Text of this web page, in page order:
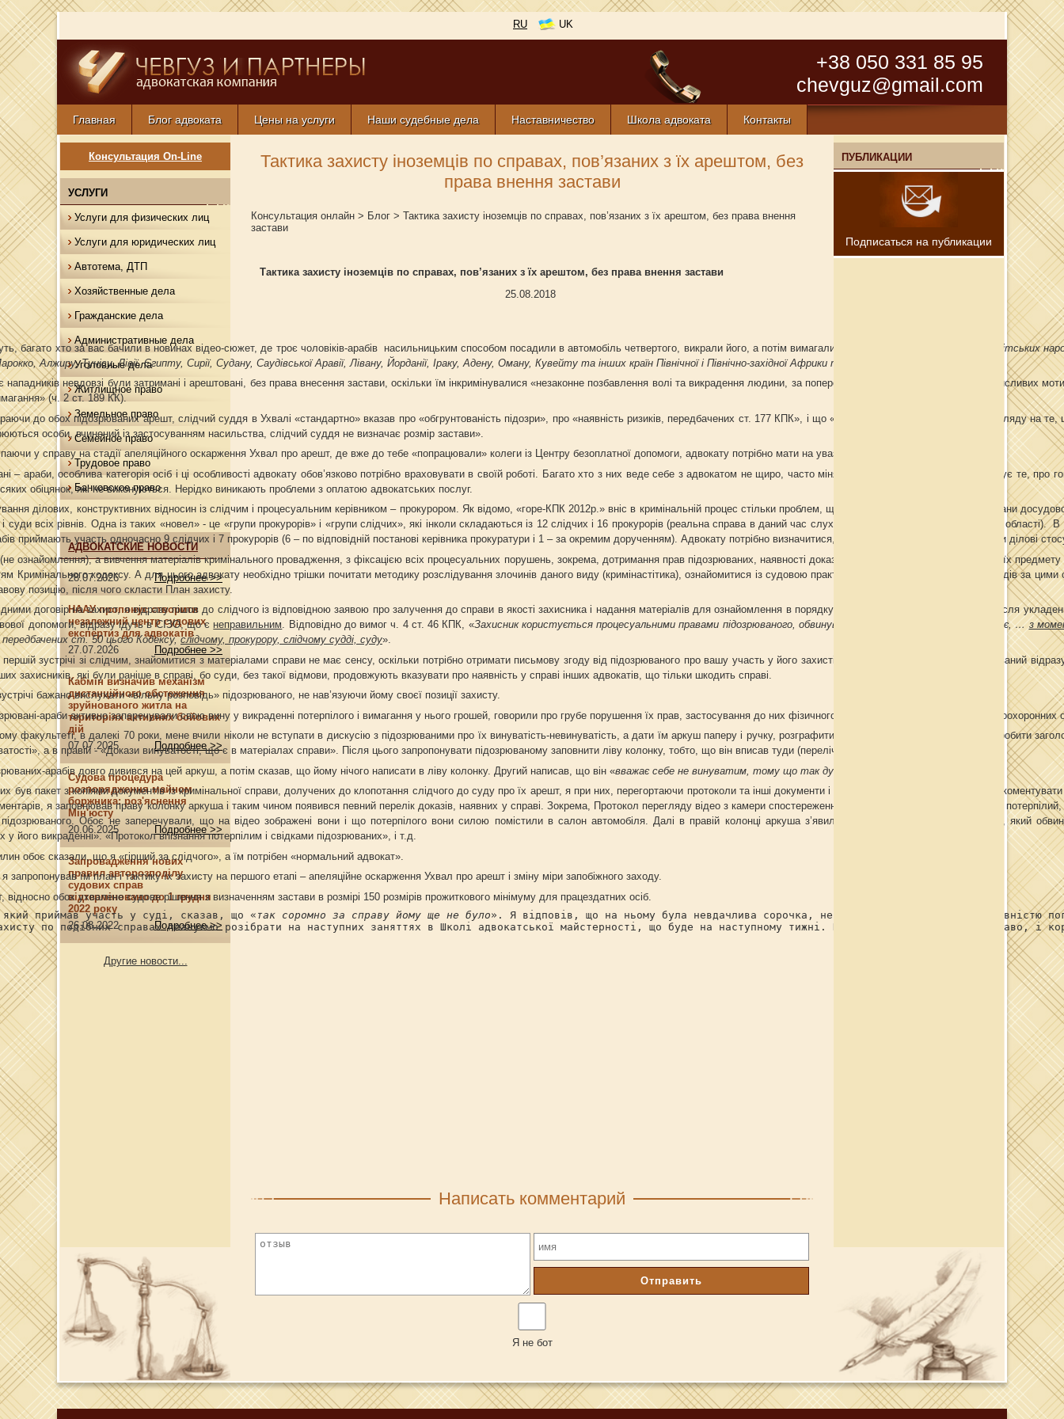
RU UK
+38 050 331 85 95
chevguz@gmail.com
Главная Блог адвоката Цены на услуги Наши судебные дела Наставничество Школа адвоката Контакты
Консультация On-Line
УСЛУГИ
Услуги для физических лиц
Услуги для юридических лиц
Автотема, ДТП
Хозяйственные дела
Гражданские дела
Административные дела
Уголовные дела
Житлищное право
Земельное право
Семейное право
Трудовое право
Банковское право
АДВОКАТСКИЕ НОВОСТИ
28.07.2026 Подробнее >>
НААУ пропонує створити
незалежний центр судових
експертиз для адвокатів
27.07.2026
Подробнее >>
Кабмін визначив механізм
дистанційного обстеження
зруйнованого житла на
територіях активних бойових
дій
07.07.2025
Подробнее >>
Судова процедура
розпорядження майном
боржника: роз'яснення
Мін'юсту
20.06.2025
Подробнее >>
Запровадження нових
правил авторозподілу
судових справ
відтерміновано до 1 грудня
2022 року
26.08.2022
Подробнее >>
Другие новости...
Тактика захисту іноземців по справах, пов’язаних з їх арештом, без
права внення застави
Консультация онлайн > Блог > Тактика захисту іноземців по справах, пов’язаних з їх арештом, без права внення
застави
Тактика захисту іноземців по справах, пов’язаних з їх арештом, без права внення застави
25.08.2018
хто за вас бачили в новинах відео-сюжет, де троє чоловіків-арабів насильницьким способом посадили в автомобіль четвертого, викрали його, а потім вимагали з нього гроші (
Араби — група семітських
Алжиру, Тунісу, Лівії, Єгипту, Сирії, Судану, Саудівської Аравії, Лівану, Йорданії, Іраку, Адену, Оману, Кувейту та інших країн Північної і Північно-західної Африки та Передньої Азії -
невдовзі були затримані і арештовані, без права внесення застави, оскільки їм інкримінувалися «незаконне позбавлення волі та викрадення людини, за попередньою змовою групою осіб, з корисливих
(ч. 2 ст. 189 КК).
обох підозрюваних арешт, слідчий суддя в Ухвалі «стандартно» вказав про «обгрунтованість підозри», про «наявність ризиків, передбачених ст. 177 КПК», і що «відповідно до ч. 4 ст. 183 КПК з огляду на те,
особи, вчинений із застосуванням насильства, слідчий суддя не визначає розмір застави».
на стадії апеляційного оскарження Ухвал про арешт, де вже до тебе «попрацювали» колеги із Центру безоплатної допомоги, адвокату потрібно мати на увазі наступне:
– араби, особлива категорія осіб і ці особливості адвокату обов’язково потрібно враховувати в своїй роботі. Багато хто з них веде себе з адвокатом не щиро, часто міняє свою позицію, сьогодні заперечує те, про
обіцянок, які не виконуються. Нерідко виникають проблеми з оплатою адвокатських послуг.
ділових, конструктивних відносин із слідчим і процесуальним керівником – прокурором. Як відомо, «горе-КПК 2012р.» вніс в кримінальній процес стільки проблем, що майже шість років тероризує органи
суди всіх рівнів. Одна із таких «новел» - це «групи прокурорів» і «групи слідчих», які інколи складаються із 12 слідчих і 16 прокурорів (реальна справа в даний час слухається в одному із судів Київської області). В
приймають участь одночасно 9 слідчих і 7 прокурорів (6 – по відповідній постанові керівника прокуратури і 1 – за окремим дорученням). Адвокату потрібно визначитися, з ким же мати справу і побудувати ділові
ознайомлення), а вивчення матеріалів кримінального провадження, з фіксацією всіх процесуальних порушень, зокрема, дотримання прав підозрюваних, наявності доказів вини підзахисних, відповідність їх
Кримінального кодексу. А для цього адвокату необхідно трішки почитати методику розслідування злочинів даного виду (кримінастітика), ознайомитися із судовою практикою Верховного і Апеляційних судів за
позицію, після чого скласти План захисту.
договір на захист, я відразу пішов до слідчого із відповідною заявою про залучення до справи в якості захисника і надання матеріалів для ознайомлення в порядку ст. 221 КПК. Нерідко захисники, після
допомоги, відразу ідуть в СІЗО, що є неправильним. Відповідно до вимог ч. 4 ст. 46 КПК, «Захисник користується процесуальними правами підозрюваного, обвинуваченого, захист якого він здійснює, …з
передбачених ст. 50 цього Кодексу,слідчому, прокурору, слідчому судді, суду».
зустрічі зі слідчим, знайомитися з матеріалами справи не має сенсу, оскільки потрібно отримати письмову згоду від підозрюваного про вашу участь у його захисті. Бажано, щоб в цій заяві підозрюваний
захисників, які були раніше в справі, бо суди, без такої відмови, продовжують вказувати про наявність у справі інших адвокатів, що тільки шкодить справі.
бажано вислухати «вільну розповідь» підозрюваного, не нав’язуючи йому своєї позиції захисту.
араби активно заперечували свою вину у викраденні потерпілого і вимагання у нього грошей, говорили про грубе порушення їх прав, застосування до них фізичного і психічного тиску зі сторони правоохоронних
факультеті, в далекі 70 роки, мене вчили ніколи не вступати в дискусію з підозрюваними про їх винуватість-невинуватість, а дати їм аркуш паперу і ручку, розграфити аркуш пополам і в лівій колонці зробити
а в правій - «Докази винуватості, що є в матеріалах справи». Після цього запропонувати підозрюваному заповнити ліву колонку, тобто, що він вписав туди (перелічив) докази його невинуватості.
арабів довго дивився на цей аркуш, а потім сказав, що йому нічого написати в ліву колонку. Другий написав, що він «вважає себе не винуватим, тому що так думає сам
був пакет з копіями документів із кримінальної справи, долучених до клопотання слідчого до суду про їх арешт, я при них, перегортаючи протоколи та інші документи і читаючи їм вслух, попросив їх
я заповнював праву колонку аркуша і таким чином появився певний перелік доказів, наявних у справі. Зокрема, Протокол перегляду відео з камери спостереження біля будинку, де був викрадений
підозрюваного. Обоє не заперечували, що на відео зображені вони і що потерпілого вони силою помістили в салон автомобіля. Далі в правій колонці аркуша з’явилися записи - «Покази потерпілого, який
у його викраденні». «Протокол впізнання потерпілим і свідками підозрюваних», і т.д.
обоє сказали, що я «гірший за слідчого», а їм потрібен «нормальний адвокат».
запропонував їм план і тактику їх захисту на першого етапі – апеляційне оскарження Ухвал про арешт і зміну міри запобіжного заходу.
відносно обох ухвалене судове рішення з визначенням застави в розмірі 150 розмірів прожиткового мінімуму для працездатних осіб.
який приймав участь у суді, сказав, що « так соромно за справу йому ще не було». Я відповів, що на ньому була невдачлива сорочка, не того кольору. З чим він повністю
по подібних справах плануємо розібрати на наступних заняттях в Школі адвокатської майстерності, що буде на наступному тижні. Не запізнюйтесь, буде і цікаво, і
Написать комментарий
Отправить
Я не бот
ПУБЛИКАЦИИ
Подписаться на публикации